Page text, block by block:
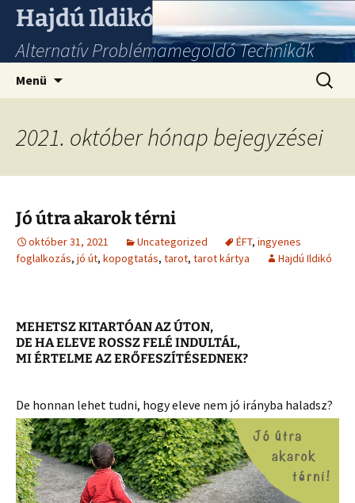
Hajdú Ildikó
Alternatív Problémamegoldó Technikák
Menü
2021. október hónap bejegyzései
Jó útra akarok térni
október 31, 2021 Uncategorized ÉFT, ingyenes
foglalkozás, jó út, kopogtatás, tarot, tarot kártya Hajdú Ildikó
MEHETSZ KITARTÓAN AZ ÚTON,
DE HA ELEVE ROSSZ FELÉ INDULTÁL,
MI ÉRTELME AZ ERŐFESZÍTÉSEDNEK?
De honnan lehet tudni, hogy eleve nem jó irányba haladsz?